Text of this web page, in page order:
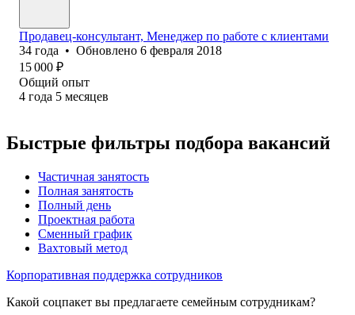
Продавец-консультант, Менеджер по работе с клиентами
34 года • Обновлено 6 февраля 2018
15 000 ₽
Общий опыт
4 года 5 месяцев
Быстрые фильтры подбора вакансий
Частичная занятость
Полная занятость
Полный день
Проектная работа
Сменный график
Вахтовый метод
Корпоративная поддержка сотрудников
Какой соцпакет вы предлагаете семейным сотрудникам?